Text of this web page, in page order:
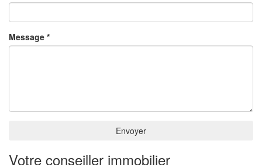
Message *
Envoyer
Votre conseiller immobilier